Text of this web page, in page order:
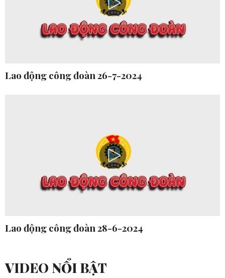
Lao động công đoàn 26-7-2024
Lao động công đoàn 28-6-2024
VIDEO NỔI BẬT